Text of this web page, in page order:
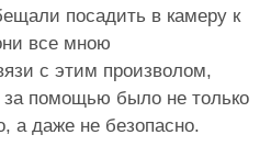
посадить в камеру к
все мною
с этим произволом,
помощью было не только
а даже не безопасно.